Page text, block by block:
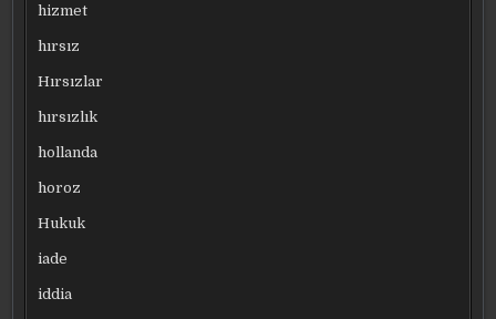
hizmet
hırsız
Hırsızlar
hırsızlık
hollanda
horoz
Hukuk
iade
iddia